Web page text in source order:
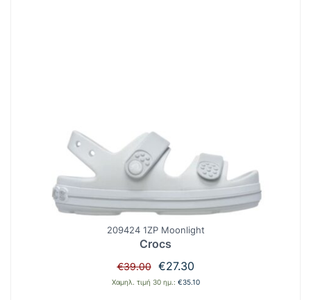
209424 1ZP Moonlight
Crocs
€39.00
Original
price
€27.30Η
τρέχουσα
Χαμηλ. τιμή 30 ημ.: €35.10